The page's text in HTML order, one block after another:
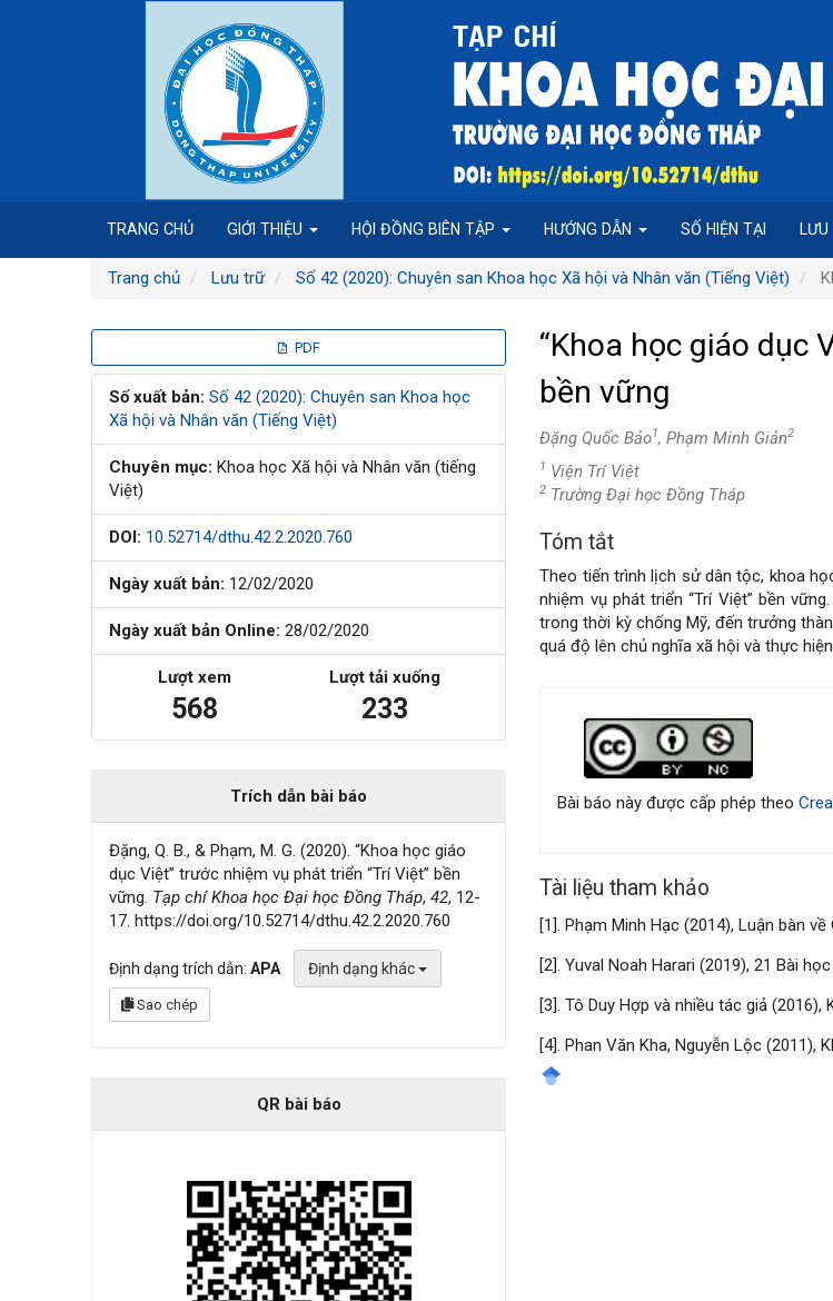
TRANG CHỦ GIỚI THIỆU HỘI ĐỒNG BIÊN TẬP HƯỚNG DẪN SỐ HIỆN TẠI
Trang chủ Lưu trữ Số 42 (2020): Chuyên san Khoa học Xã hội và Nhân văn (Tiếng Việt)
Thanh
bên
bài
viết
PDF
Số xuất bản: Số 42 (2020): Chuyên san Khoa học
Xã hội và Nhân văn (Tiếng Việt)
Chuyên mục: Khoa học Xã hội và Nhân văn (tiếng
Việt)
DOI: 10.52714/dthu.42.2.2020.760
Ngày xuất bản: 12/02/2020
Ngày xuất bản Online: 28/02/2020
Lượt xem
568
Lượt tải xuống
233
Trích dẫn bài báo
Đặng, Q. B., & Phạm, M. G. (2020). “Khoa học giáo
dục Việt” trước nhiệm vụ phát triển “Trí Việt” bền
vững. Tạp chí Khoa học Đại học Đồng Tháp,42, 12-
17. https://doi.org/10.52714/dthu.42.2.2020.760
Định dạng trích dẫn:APA Định dạng khác
Sao chép
QR bài báo
“Khoa học giáo dục
bền vững
Đặng Quốc Bảo1, Phạm Minh Giản2
1 Viện Trí Việt
2 Trường Đại học Đồng Tháp
Nội
dung
chính
viết
Tóm tắt
Theo tiến trình lịch sử dân tộc, khoa
nhiệm vụ phát triển “Trí Việt” bền
trong thời kỳ chống Mỹ, đến trưởng
quá độ lên chủ nghĩa xã hội và thực
bài
Bài báo này được cấp phép theo
Tài liệu tham khảo
[1]. Phạm Minh Hạc (2014), Luận bàn
[2]. Yuval Noah Harari (2019), 21 Bài
[3]. Tô Duy Hợp và nhiều tác giả
[4]. Phan Văn Kha, Nguyễn Lộc